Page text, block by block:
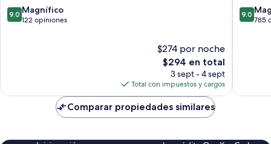
9.0
de
9.0 Magnífico
122 opiniones
$274 por noche
El
precio
actual
es
de
$294
$294 en total
3 sept - 4 sept
Total con impuestos y cargos
9.0
de
9.0
785
Comparar propiedades similares